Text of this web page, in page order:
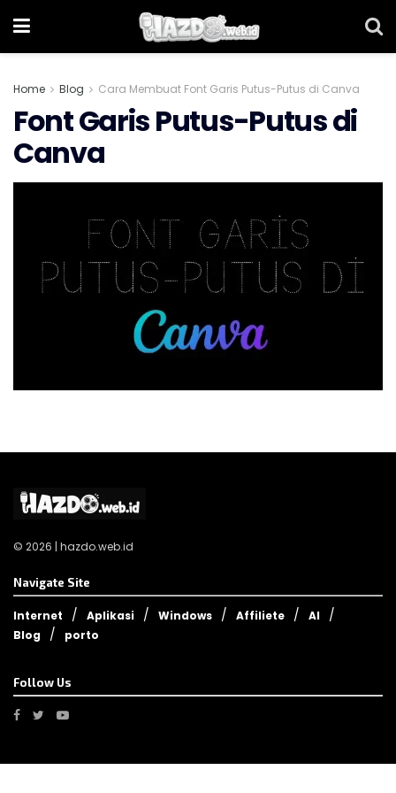
Home Blog Cara Membuat Font Garis Putus-Putus di Canva
Font Garis Putus-Putus di
Canva
© 2026 | hazdo.web.id
Navigate Site
Internet Aplikasi Windows Affiliete
AI
Blog
porto
Follow Us